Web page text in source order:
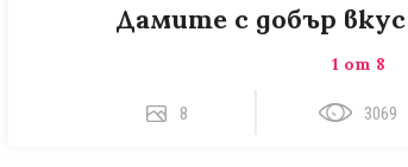
Дамите с добър
1 от 8
8 3069